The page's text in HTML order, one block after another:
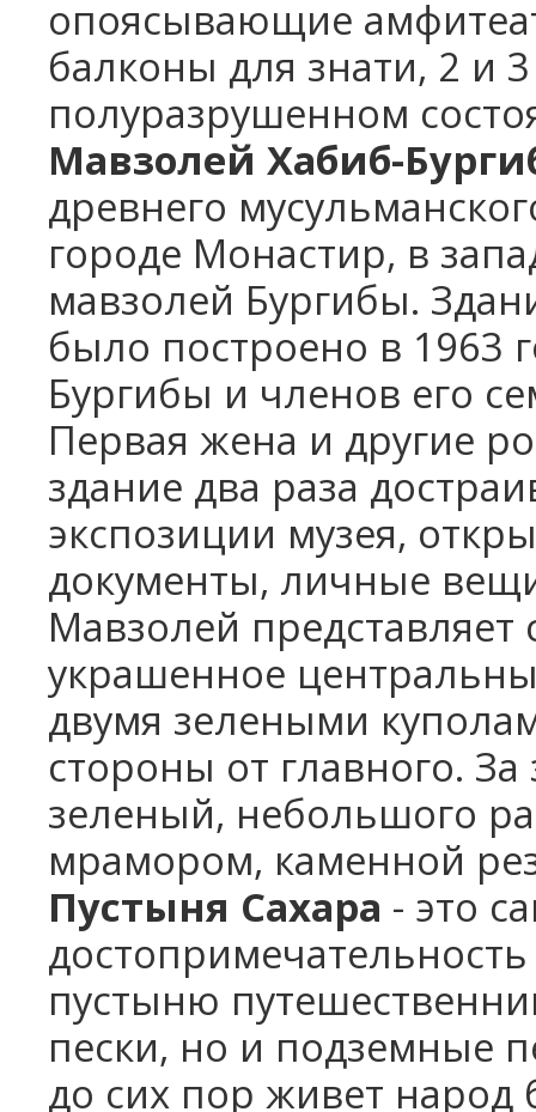
опоясывающие
балконы для знати, 2 и
полуразрушенном
Мавзолей Хабиб-
древнего
городе Монастир, в
мавзолей Бургибы.
было построено в 1963
Бургибы и членов его
Первая жена и другие
здание два раза
экспозиции музея,
документы, личные
Мавзолей
украшенное
двумя зелеными
стороны от главного.
зеленый, небольшого
мрамором, каменной
Пустыня Сахара - это
пустыню
пески, но и подземные
до сих пор живет народ